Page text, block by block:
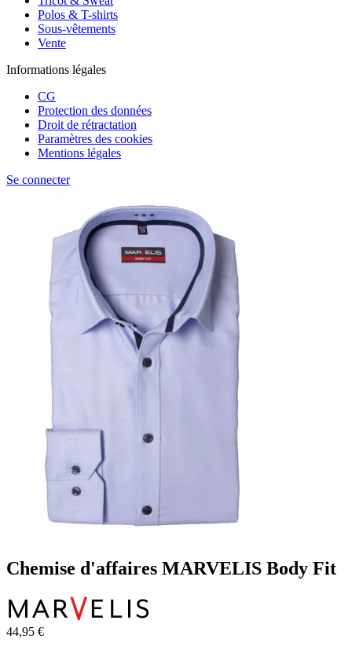
Polos & T-shirts
Sous-vêtements
Vente
Informations légales
CG
Protection des données
Droit de rétractation
Paramètres des cookies
Mentions légales
Se connecter
Chemise d'affaires MARVELIS Body Fit
44,95 €